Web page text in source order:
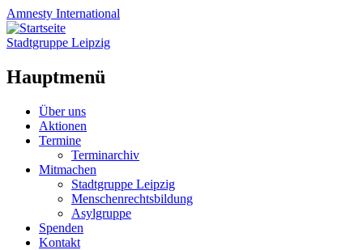
Amnesty International
Stadtgruppe Leipzig
Hauptmenü
Zum
Inhalt
springen
Über uns
Aktionen
Termine
Terminarchiv
Mitmachen
Stadtgruppe Leipzig
Menschenrechtsbildung
Asylgruppe
Spenden
Kontakt